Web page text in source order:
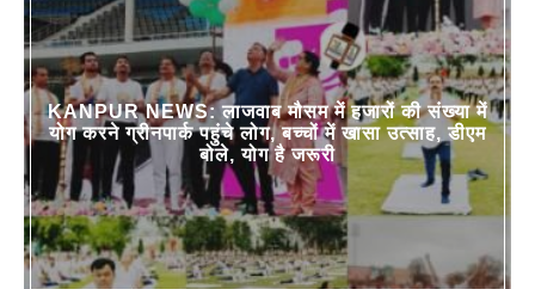
KANPUR NEWS: लाजवाब मौसम में हजारों की संख्या में
योग करने ग्रीनपार्क पहुंचे लोग, बच्चों में खासा उत्साह, डीएम
बोले, योग है जरूरी